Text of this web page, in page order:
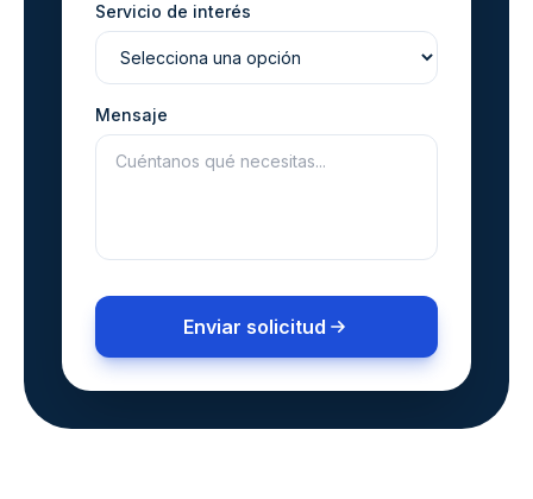
Servicio de interés
Mensaje
Enviar solicitud